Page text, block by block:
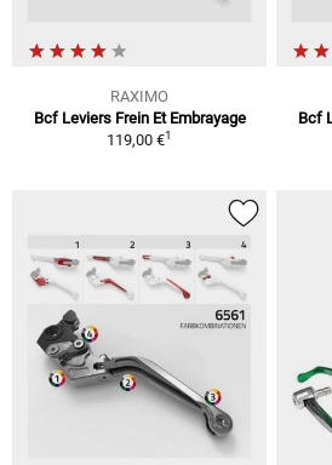
RAXIMO
Bcf Leviers Frein Et Embrayage
119,00 €1
Bcf